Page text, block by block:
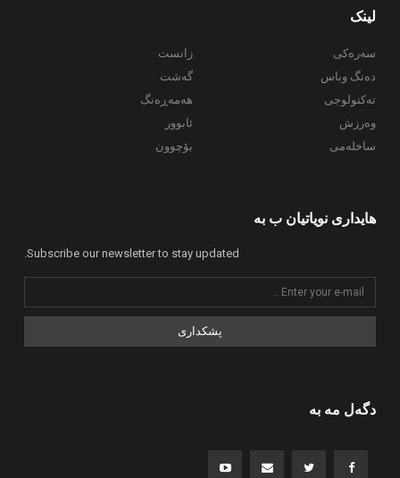
لینک
سەرەکی
دەنگ وباس
تەکنولوجی
وەرزش
ساخلەمی
زانست
گەشت
هەمەڕەنگ
ئابوور
بۆچوون
هایداری نویاتیان ب بە
Subscribe our newsletter to stay updated.
پشکداری
دگەل مە بە